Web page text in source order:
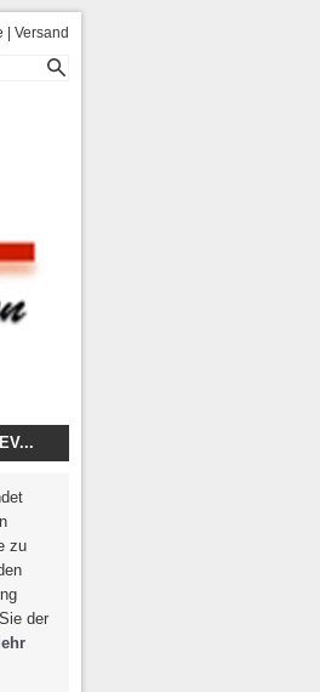
Versand
/
zu
der